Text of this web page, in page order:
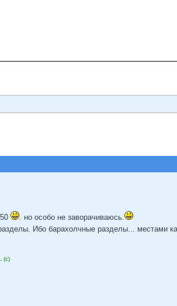
. но особо не заворачиваюсь.
Ибо барахолчные разделы... местами
(с)